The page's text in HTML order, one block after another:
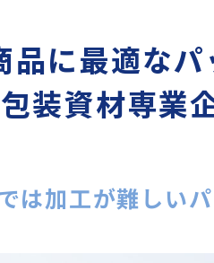
品に最適なパ
装資材専業
は加⼯が難しい